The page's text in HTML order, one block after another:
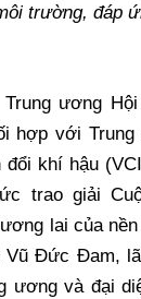
trường, đáp
ương
hợp với
khí hậu
trao giải
lai của
Vũ Đức Đam,
ương và đại